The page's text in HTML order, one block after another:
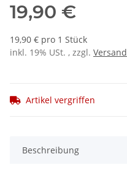
19,90 €
19,90 € pro 1 Stück
inkl. 19% USt. , zzgl. Versand
Artikel vergriffen
Beschreibung